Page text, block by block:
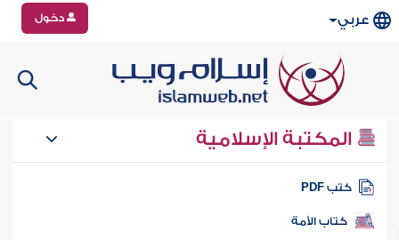
عربي دخول
المكتبة الإسلامية
كتب PDF